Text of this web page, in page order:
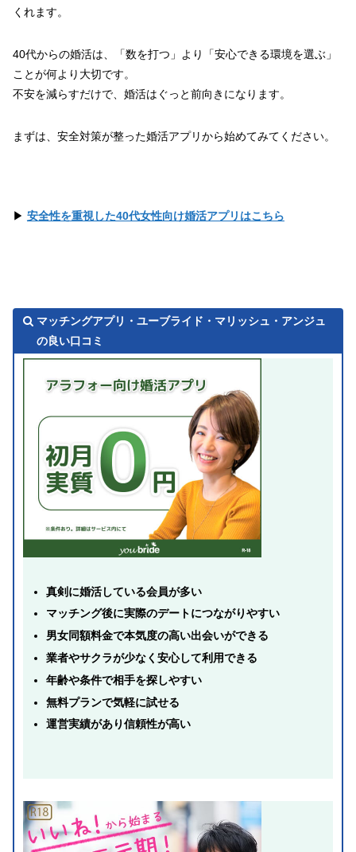
くれます。
40代からの婚活は、「数を打つ」より「安心できる環境を選ぶ」
ことが何より大切です。
不安を減らすだけで、婚活はぐっと前向きになります。
まずは、安全対策が整った婚活アプリから始めてみてください。
▶ 安全性を重視した40代女性向け婚活アプリはこちら
マッチングアプリ・ユーブライド・マリッシュ・アンジュ
の良い口コミ
真剣に婚活している会員が多い
マッチング後に実際のデートにつながりやすい
男女同額料金で本気度の高い出会いができる
業者やサクラが少なく安心して利用できる
年齢や条件で相手を探しやすい
無料プランで気軽に試せる
運営実績があり信頼性が高い